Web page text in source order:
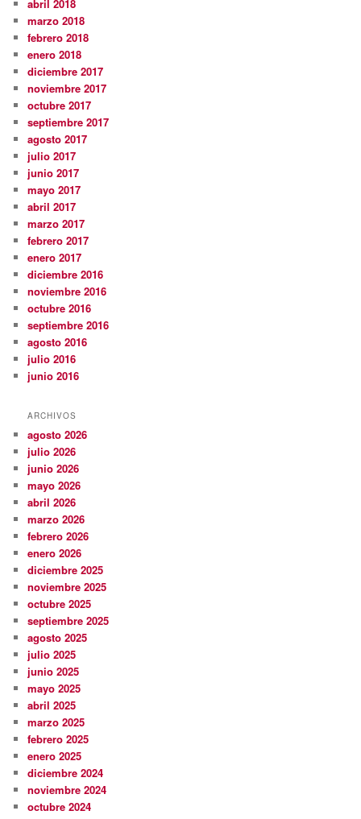
abril 2018
marzo 2018
febrero 2018
enero 2018
diciembre 2017
noviembre 2017
octubre 2017
septiembre 2017
agosto 2017
julio 2017
junio 2017
mayo 2017
abril 2017
marzo 2017
febrero 2017
enero 2017
diciembre 2016
noviembre 2016
octubre 2016
septiembre 2016
agosto 2016
julio 2016
junio 2016
ARCHIVOS
agosto 2026
julio 2026
junio 2026
mayo 2026
abril 2026
marzo 2026
febrero 2026
enero 2026
diciembre 2025
noviembre 2025
octubre 2025
septiembre 2025
agosto 2025
julio 2025
junio 2025
mayo 2025
abril 2025
marzo 2025
febrero 2025
enero 2025
diciembre 2024
noviembre 2024
octubre 2024